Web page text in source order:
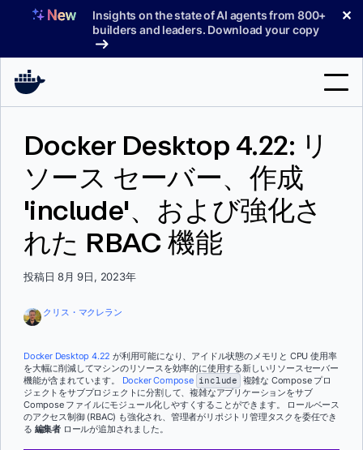
へ
Insights on the state of AI agents from 800+
builders and leaders. Download your copy
✕
サポート
料金プラン
索
Docker Desktop 4.22: リ
ソース セーバー、作成
'include'、および強化さ
れた RBAC 機能
投稿日 8月 9日, 2023年
クリス・マクレラン
Docker Desktop 4.22 が利用可能になり、アイドル状態のメモリと CPU 使用率
を大幅に削減してマシンのリソースを効率的に使用する新しいリソースセーバー
機能が含まれています。 Docker Compose include 複雑な Compose プロ
ジェクトをサブプロジェクトに分割して、複雑なアプリケーションをサブ
Compose ファイルにモジュール化しやすくすることができます。 ロールベース
のアクセス制御 (RBAC) も強化され、管理者がリポジトリ管理タスクを委任でき
る 編集者 ロールが追加されました。